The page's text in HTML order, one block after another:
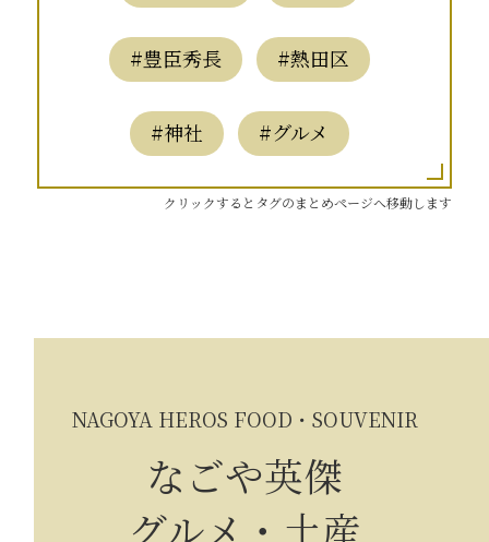
#豊臣秀長 #熱田区
#神社 #グルメ
クリックするとタグのまとめページへ移動します
NAGOYA HEROS FOOD・SOUVENIR
なごや英傑
グルメ・土産